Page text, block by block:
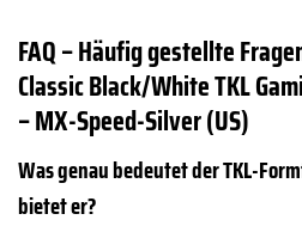
FAQ – Häufig gestellte
Classic Black/White TKL
– MX-Speed-Silver (US)
Was genau bedeutet der TKL-
bietet er?